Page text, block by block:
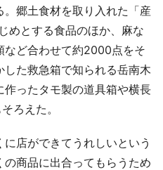
郷土食材を取り入れた「産
めとする食品のほか、麻な
など合わせて約2000点をそ
た救急箱で知られる岳南木
ったタモ製の道具箱や横長
ろえた。
店ができてうれしいという
商品に出合ってもらうため